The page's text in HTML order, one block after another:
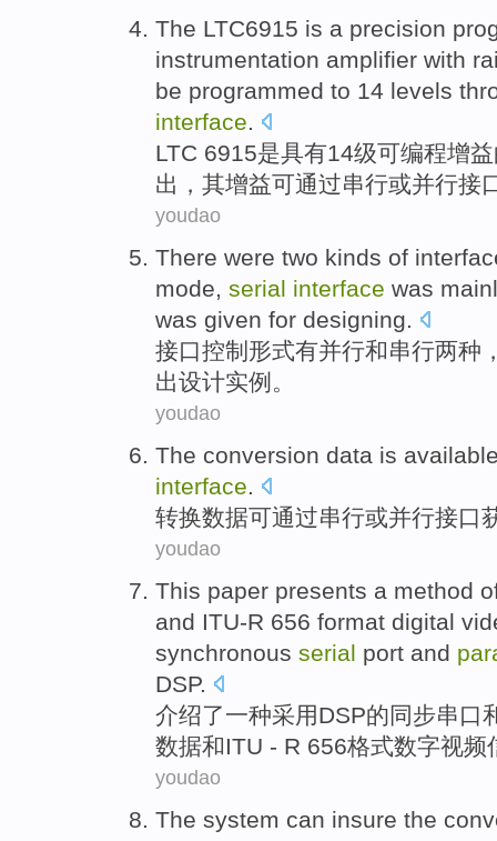
The LTC6915 is a precision
instrumentation amplifier with
be programmed to 14 levels
interface.
LTC 6915是具有14级可编程增益
出 ， 其增益可通过串行或并行接
youdao
There were two kinds of
mode, serial interface was
was given for designing.
接口控制 形式有并行和串行两种
出设计实例 。
youdao
The conversion data is
interface.
转换数据可通过串行或并行接口
youdao
This paper presents a method
and ITU-R 656 format digital
synchronous serial port and
DSP.
介绍了一种采用DSP的同步串口
数据和ITU - R 656格式数字视频
youdao
The system can insure the